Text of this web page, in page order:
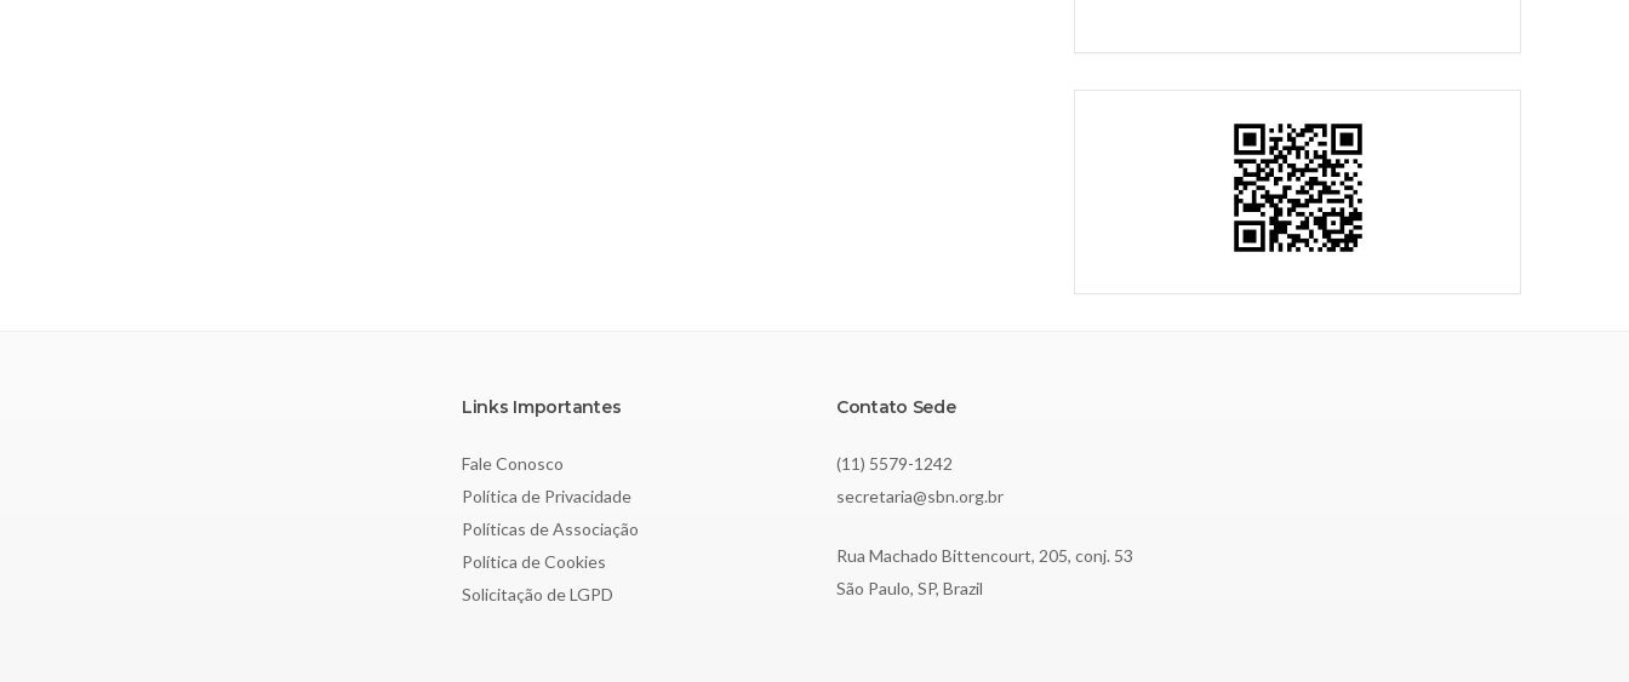
Links Importantes
Fale Conosco
Política de Privacidade
Políticas de Associação
Política de Cookies
Solicitação de LGPD
Contato Sede
(11) 5579-1242
secretaria@sbn.org.br
Rua Machado Bittencourt, 205, conj. 53
São Paulo, SP, Brazil